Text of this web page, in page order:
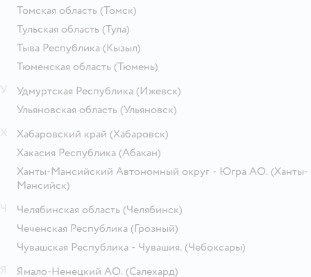
Томская область (Томск)
Тульская область (Тула)
Тыва Республика (Кызыл)
Тюменская область (Тюмень)
Удмуртская Республика (Ижевск)
Ульяновская область (Ульяновск)
Хабаровский край (Хабаровск)
Хакасия Республика (Абакан)
Ханты-Мансийский Автономный округ - Югра АО. (Ханты-
Мансийск)
Челябинская область (Челябинск)
Чеченская Республика (Грозный)
Чувашская Республика - Чувашия. (Чебоксары)
Ямало-Ненецкий АО. (Салехард)